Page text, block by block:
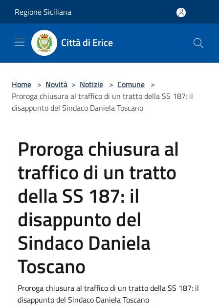
Regione Siciliana
Città di Erice
Home > Novità > Notizie > Comune >
Proroga chiusura al traffico di un tratto della SS 187: il
disappunto del Sindaco Daniela Toscano
Proroga chiusura al
traffico di un tratto
della SS 187: il
disappunto del
Sindaco Daniela
Toscano
Proroga chiusura al traffico di un tratto della SS 187: il
disappunto del Sindaco Daniela Toscano